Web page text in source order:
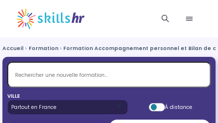
Accueil Formation Formation Accompagnement personnel et Bilan de
VILLE
À distance